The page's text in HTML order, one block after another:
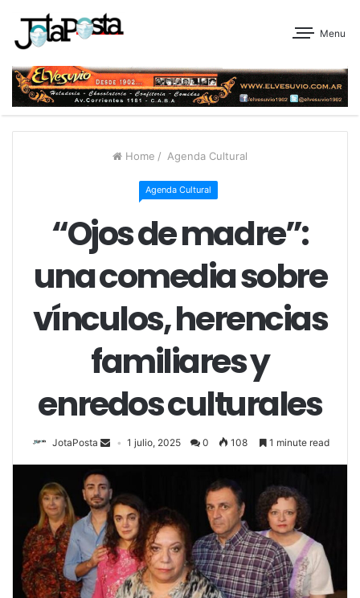
Menu
Home / Agenda Cultural
Agenda Cultural
“Ojos de madre”:
una comedia sobre
vínculos, herencias
familiares y
enredos culturales
JotaPosta 1 julio, 2025 0 108 1 minute read